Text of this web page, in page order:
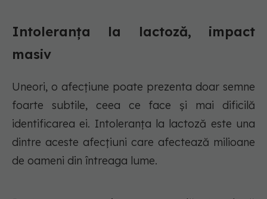
Intoleranța la lactoză, impact
masiv
Uneori, o afecțiune poate prezenta doar semne
foarte subtile, ceea ce face și mai dificilă
identificarea ei. Intoleranța la lactoză este una
dintre aceste afecțiuni care afectează milioane
de oameni din întreaga lume.